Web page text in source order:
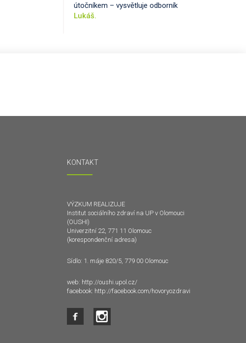
útočníkem – vysvětluje odborník
Lukáš.
KONTAKT
VÝZKUM REALIZUJE
Institut sociálního zdraví na UP v Olomouci
(OUSHI)
Univerzitní 22, 771 11 Olomouc
(korespondenční adresa)
Sídlo: 1. máje 820/5, 779 00 Olomouc
web: http://oushi.upol.cz/
facebook: http://facebook.com/hovoryozdravi